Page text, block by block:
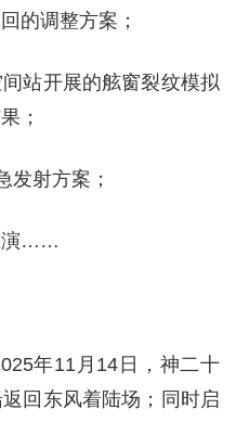
的调整方案；
站开展的舷窗裂纹模拟
；
发射方案；
演……
年11月14日，神二十
回东风着陆场；同时启